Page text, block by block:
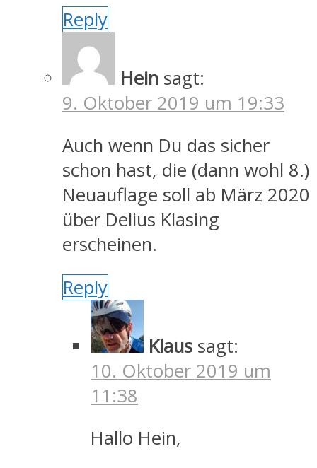
Reply
Hein sagt:
9. Oktober 2019 um 19:33
Auch wenn Du das sicher
schon hast, die (dann wohl 8.)
Neuauflage soll ab März 2020
über Delius Klasing
erscheinen.
Reply
Klaus sagt:
10. Oktober 2019 um
11:38
Hallo Hein,